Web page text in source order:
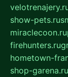
show-pets.ru
miraclecoon.ru
firehunters.ru
hometown-
shop-garena.ru